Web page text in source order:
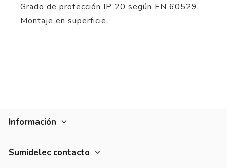
Grado de protección IP 20 según EN 60529.
Montaje en superficie.
Información
Sumidelec contacto